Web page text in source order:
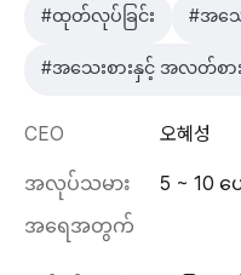
#ထုတ်လုပ်ခြင်း #အသေ
#အသေးစားနှင့် အလတ်စား
CEO 오혜성
အလုပ်သမား
အရေအတွက်
5 ~ 10